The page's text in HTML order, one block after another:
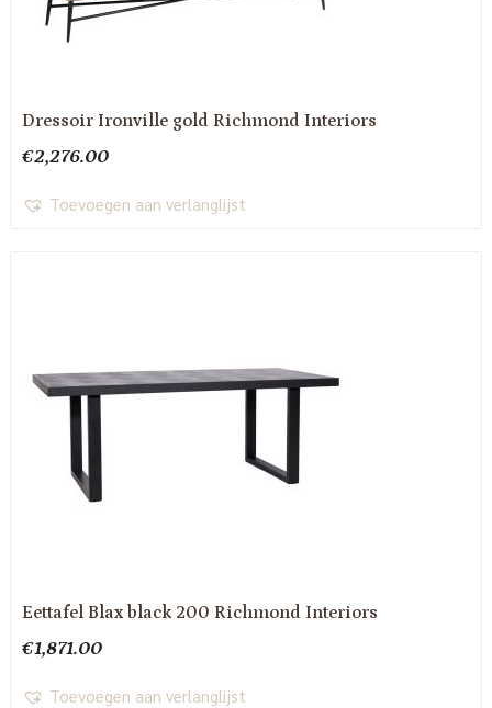
Dressoir Ironville gold Richmond Interiors
€2,276.00
Toevoegen aan verlanglijst
Eettafel Blax black 200 Richmond Interiors
€1,871.00
Toevoegen aan verlanglijst